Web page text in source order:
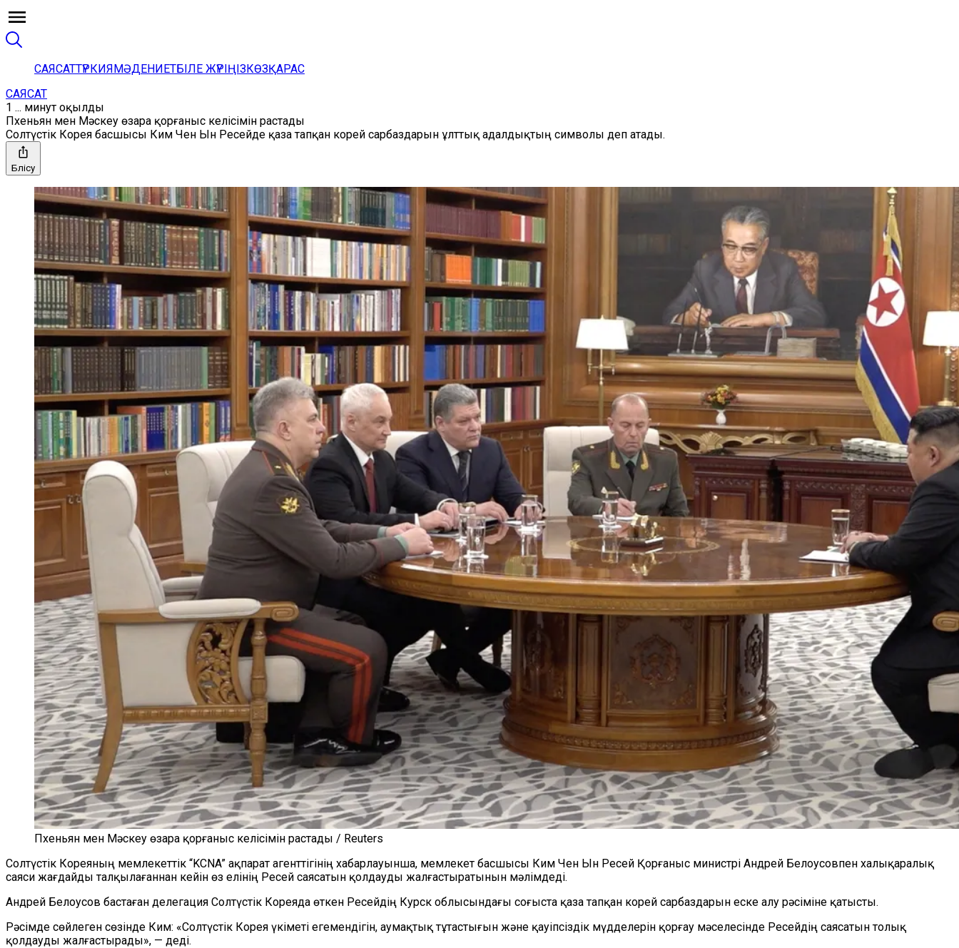
САЯСАТТҮРКИЯМӘДЕНИЕТБІЛЕ ЖҮРІҢІЗКӨЗҚАРАС
САЯСАТ
1 ... минут оқылды
Пхеньян мен Мәскеу өзара қорғаныс келісімін растады
Солтүстік Корея басшысы Ким Чен Ын Ресейде қаза тапқан корей сарбаздарын ұлттық адалдықтың символы деп атады.
Бөлісу
Пхеньян мен Мәскеу өзара қорғаныс келісімін растады / Reuters
Солтүстік Кореяның мемлекеттік “KCNA” ақпарат агенттігінің хабарлауынша, мемлекет басшысы Ким Чен Ын Ресей Қорғаныс министрі Андрей Белоусовпен халықаралық
саяси жағдайды талқылағаннан кейін өз елінің Ресей саясатын қолдауды жалғастыратынын мәлімдеді.
Андрей Белоусов бастаған делегация Солтүстік Кореяда өткен Ресейдің Курск облысындағы соғыста қаза тапқан корей сарбаздарын еске алу рәсіміне қатысты.
Рәсімде сөйлеген сөзінде Ким: «Солтүстік Корея үкіметі егемендігін, аумақтық тұтастығын және қауіпсіздік мүдделерін қорғау мәселесінде Ресейдің саясатын толық
қолдауды жалғастырады», — деді.